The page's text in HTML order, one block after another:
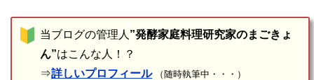
当ブログの管理人 ”発酵家庭料理研究家のまごきょ
ん”はこんな人！？
⇒詳しいプロフィール （随時執筆中・・・）